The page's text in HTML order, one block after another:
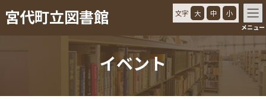
ン
ビ宮代町立図書館 文字 大 中 小
メニュー
イベント